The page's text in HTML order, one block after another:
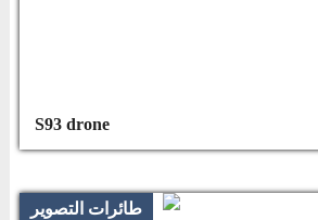
S93 drone
طائرات التصوير